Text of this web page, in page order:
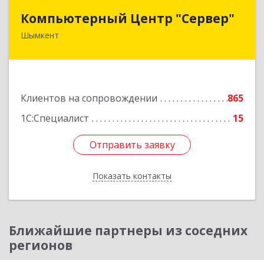
Компьютерный Центр "Сервер"
Шымкент
Клиентов на сопровождении
865
1С:Специалист
15
Отправить заявку
Показать контакты
Компьютерный Центр "Сервер"
Казахстан, 160000, г. Шымкент, ул. Казыбек-Би,
Отправить заявку
Назад
Ближайшие партнеры из соседних
регионов